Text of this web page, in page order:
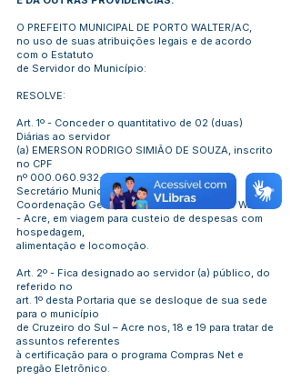
O PREFEITO MUNICIPAL DE PORTO WALTER/AC,
no uso de suas atribuições legais e de acordo
com o Estatuto
de Servidor do Município:
RESOLVE:
Art. 1º - Conceder o quantitativo de 02 (duas)
Diárias ao servidor
(a) EMERSON RODRIGO SIMIÃO DE SOUZA, inscrito
no CPF
nº 000.060.932-30
, no cargo/função de
Secretário Municipal de Planejamento e
Coordenação Geral, Decreto 07/2021/Porto Walter
- Acre, em viagem para custeio de despesas com
hospedagem,
alimentação e locomoção.
Art. 2º - Fica designado ao servidor (a) público, do
referido no
art. 1º desta Portaria que se desloque de sua sede
para o município
de Cruzeiro do Sul – Acre nos, 18 e 19 para tratar de
assuntos referentes
à certificação para o programa Compras Net e
pregão Eletrônico.